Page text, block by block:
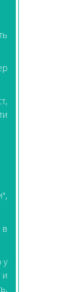
в
у
и